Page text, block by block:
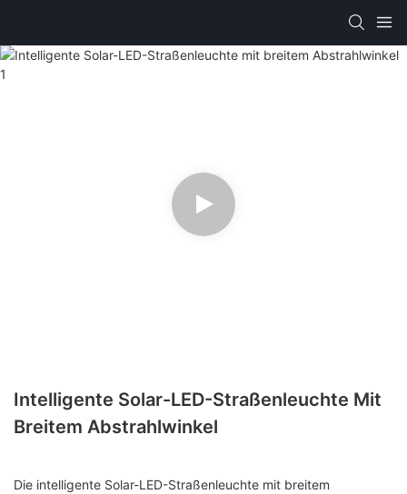
Intelligente Solar-LED-Straßenleuchte Mit
Breitem Abstrahlwinkel
Die intelligente Solar-LED-Straßenleuchte mit breitem